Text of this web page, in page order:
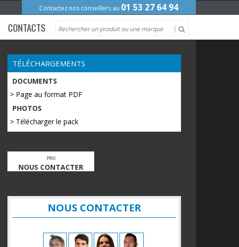
Contactez nos conseillers au 01 53 27 64 94
CONTACTS
TÉLÉCHARGEMENTS
DOCUMENTS
> Page au format PDF
PHOTOS
> Télécharger le pack
PRIX
NOUS CONTACTER
NOUS CONTACTER